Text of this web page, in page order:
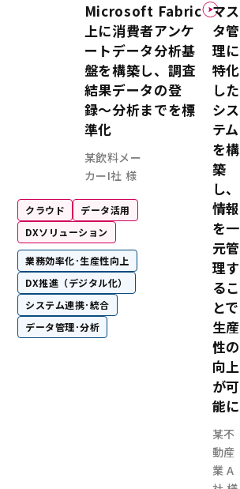
Microsoft Fabric
上に消費者アンケ
ートデータ分析基
盤を構築し、調査
結果データの登
録〜分析までを標
準化
某飲料メー
カーI社 様
クラウド
データ活用
DXソリューション
業務効率化･生産性向上
DX推進（デジタル化）
システム連携･統合
データ管理･分析
マス
タ管
理に
特化
した
シス
テム
を構
築
し、
情報
を一
元管
理す
るこ
とで
生産
性の
向上
が可
能に
某不
動産
業 A